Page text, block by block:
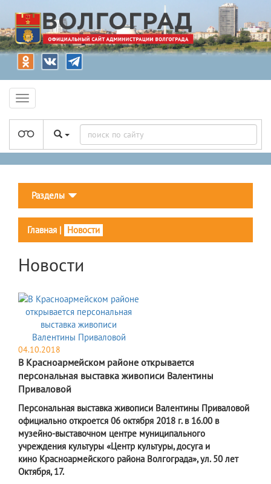
Разделы
Главная | Новости
Новости
04.10.2018
В Красноармейском районе открывается
персональная выставка живописи Валентины
Приваловой
Персональная выставка живописи Валентины Приваловой
официально откроется 06 октября 2018 г. в 16.00 в
музейно-выставочном центре муниципального
учреждения культуры «Центр культуры, досуга и
кино Красноармейского района Волгограда», ул. 50 лет
Октября, 17.